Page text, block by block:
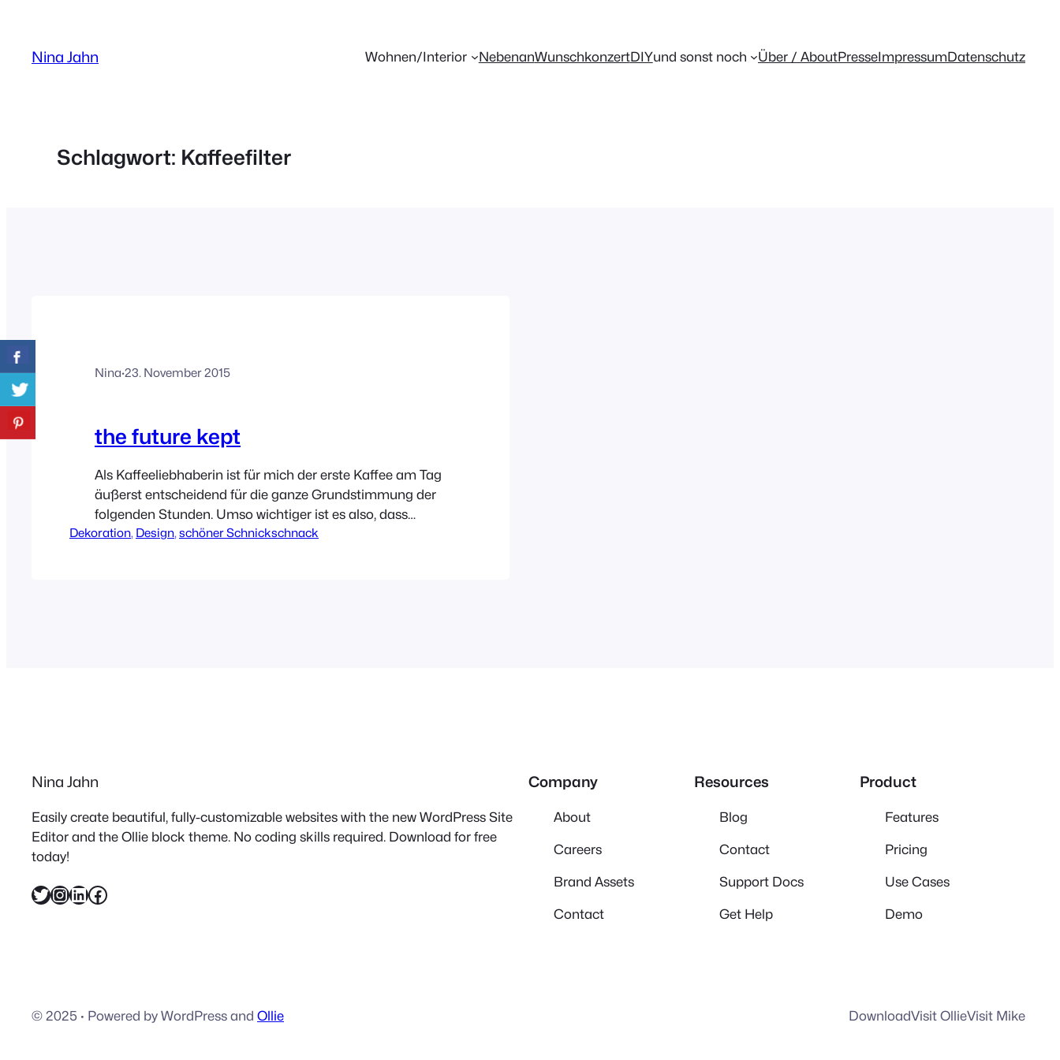
springen
Nina Jahn Wohnen/Interior NebenanWunschkonzertDIYund sonst noch Über / AboutPresseImpressumDatenschutz
Schlagwort: Kaffeefilter
Nina·23. November 2015
the future kept
Als Kaffeeliebhaberin ist für mich der erste Kaffee am Tag
äußerst entscheidend für die ganze Grundstimmung der
folgenden Stunden. Umso wichtiger ist es also, dass
genau dieser schmeckt! Da unsere Espressomaschine in
Dekoration, Design, schöner Schnickschnack
Nina Jahn
Easily create beautiful, fully-customizable websites with the new WordPress Site
Editor and the Ollie block theme. No coding skills required. Download for free
today!
Twitter InstagramLinkedIn Facebook
Company
About
Careers
Brand Assets
Contact
Resources
Blog
Contact
Support Docs
Get Help
Product
Features
Pricing
Use Cases
Demo
© 2025 · Powered by WordPress and Ollie DownloadVisit OllieVisit Mike